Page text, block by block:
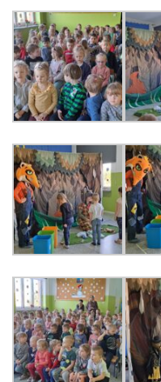
MISIE – BYSŁAW
PSZCZÓŁKI – LUBIEWO
WIEWIÓRKI – LUBIEWO
WIEWIÓRKI – SUCHA
PRACOWNICY
OCHRONY MAŁOLETNICH
PROCEDURY I REGULAMINY
DEKLARACJA DOSTĘPNOŚCI